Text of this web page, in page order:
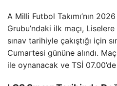
A Milli Futbol Takımı’nın
Grubu’ndaki ilk maçı,
sınav tarihiyle çakıştığı için
Cumartesi gününe alındı.
ile oynanacak ve TSİ